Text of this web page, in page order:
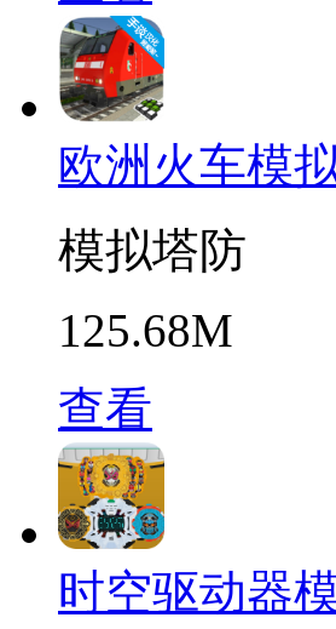
欧洲火车模
模拟塔防
125.68M
查看
时空驱动器